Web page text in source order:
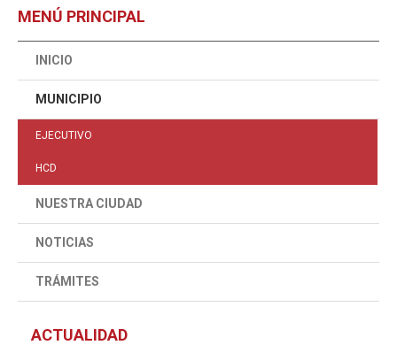
MENÚ PRINCIPAL
INICIO
MUNICIPIO
EJECUTIVO
HCD
NUESTRA CIUDAD
NOTICIAS
TRÁMITES
ACTUALIDAD